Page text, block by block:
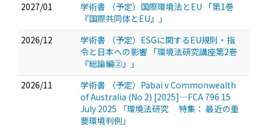
2027/01
学術書 （予定）国際環境法とEU 「第1巻
『国際共同体とEU』」
2026/12
学術書 （予定）ESGに関するEU規則・指
令と日本への影響 「環境法研究講座第2巻
『総論編②』」
2026/11
学術書 （予定）Pabai v Commonwealth
of Australia (No 2) [2025]―FCA 796 15
July 2025 「環境法研究 特集： 最近の重
要環境判例」